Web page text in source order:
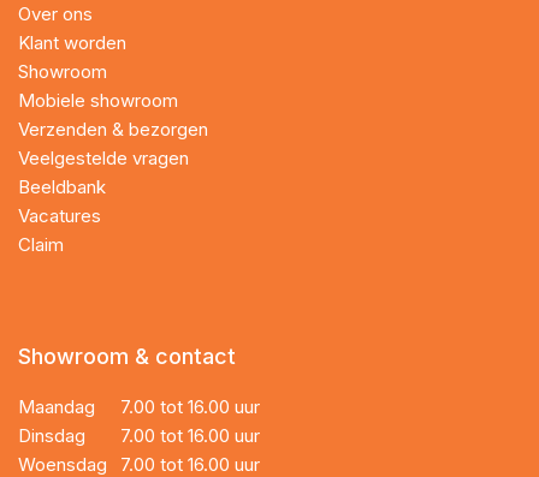
Over ons
Klant worden
Showroom
Mobiele showroom
Verzenden & bezorgen
Veelgestelde vragen
Beeldbank
Vacatures
Claim
Showroom & contact
Maandag
7.00 tot 16.00 uur
Dinsdag
7.00 tot 16.00 uur
Woensdag
7.00 tot 16.00 uur